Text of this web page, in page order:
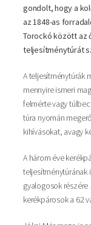
gondolt, hogy a
az 1848-as
Torockó között az
teljesítménytúrát
A teljesítménytúrák
mennyire ismeri
felmérte vagy
túra nyomán
kihívásokat, avagy
A három éve
teljesítménytúrának
gyalogosok részére
kerékpárosok a 62